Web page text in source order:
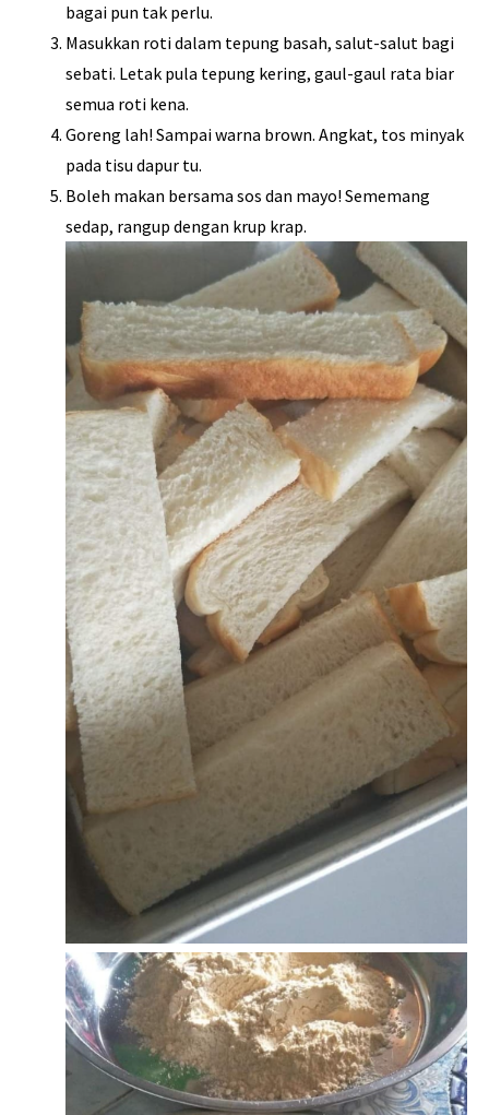
bagai pun tak perlu.
Masukkan roti dalam tepung basah, salut-salut bagi
sebati. Letak pula tepung kering, gaul-gaul rata biar
semua roti kena.
Goreng lah! Sampai warna brown. Angkat, tos minyak
pada tisu dapur tu.
Boleh makan bersama sos dan mayo! Sememang
sedap, rangup dengan krup krap.